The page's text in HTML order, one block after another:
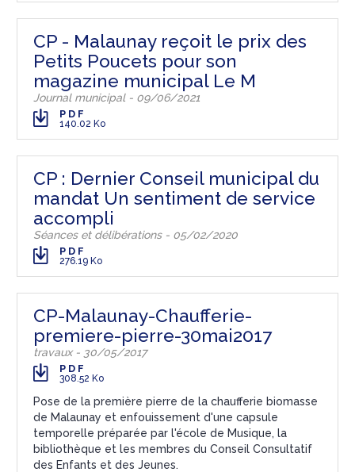
CP - Malaunay reçoit le prix des
Petits Poucets pour son
magazine municipal Le M
Journal municipal - 09/06/2021
PDF
140.02 Ko
CP : Dernier Conseil municipal du
mandat Un sentiment de service
accompli
Séances et délibérations - 05/02/2020
PDF
276.19 Ko
CP-Malaunay-Chaufferie-
premiere-pierre-30mai2017
travaux - 30/05/2017
PDF
308.52 Ko
Pose de la première pierre de la chaufferie biomasse
de Malaunay et enfouissement d'une capsule
temporelle préparée par l'école de Musique, la
bibliothèque et les membres du Conseil Consultatif
des Enfants et des Jeunes.